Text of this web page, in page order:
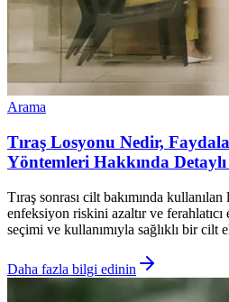
Arama
Tıraş Losyonu Nedir,
Yöntemleri Hakkında
Tıraş sonrası cilt bakımında
enfeksiyon riskini azaltır ve
seçimi ve kullanımıyla sağlıklı bir cilt
Daha fazla bilgi edinin